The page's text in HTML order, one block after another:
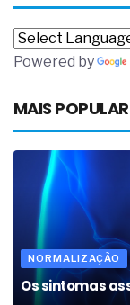
Powered by
MAIS
NORMALIZAÇÃO
Os sintomas